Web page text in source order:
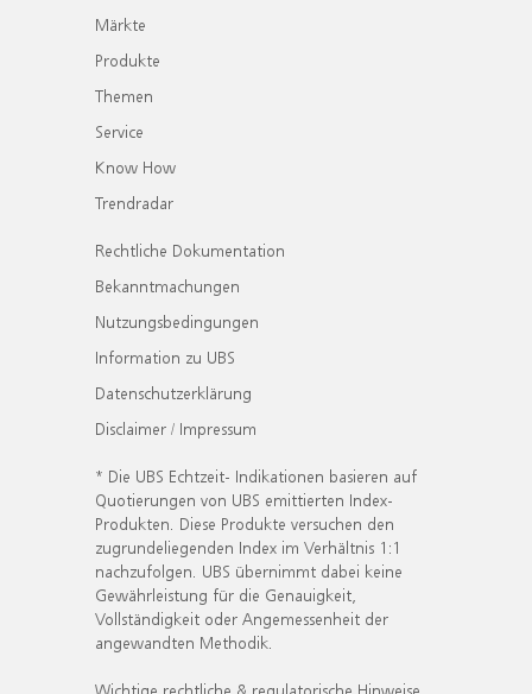
Märkte
Produkte
Themen
Service
Know How
Trendradar
Rechtliche Dokumentation
Bekanntmachungen
Nutzungsbedingungen
Information zu UBS
Datenschutzerklärung
Disclaimer / Impressum
* Die UBS Echtzeit- Indikationen basieren auf
Quotierungen von UBS emittierten Index-
Produkten. Diese Produkte versuchen den
zugrundeliegenden Index im Verhältnis 1:1
nachzufolgen. UBS übernimmt dabei keine
Gewährleistung für die Genauigkeit,
Vollständigkeit oder Angemessenheit der
angewandten Methodik.